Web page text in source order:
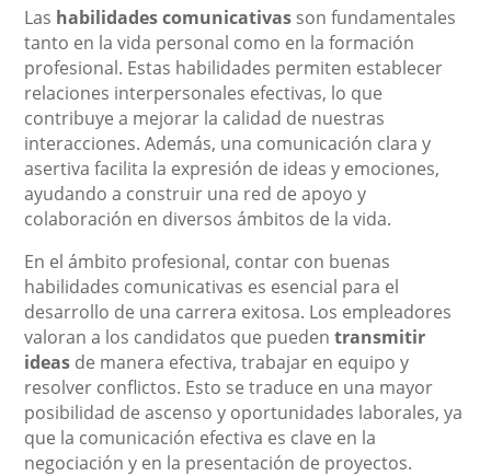
Las habilidades comunicativas son fundamentales
tanto en la vida personal como en la formación
profesional. Estas habilidades permiten establecer
relaciones interpersonales efectivas, lo que
contribuye a mejorar la calidad de nuestras
interacciones. Además, una comunicación clara y
asertiva facilita la expresión de ideas y emociones,
ayudando a construir una red de apoyo y
colaboración en diversos ámbitos de la vida.
En el ámbito profesional, contar con buenas
habilidades comunicativas es esencial para el
desarrollo de una carrera exitosa. Los empleadores
valoran a los candidatos que puedentransmitir
ideas de manera efectiva, trabajar en equipo y
resolver conflictos. Esto se traduce en una mayor
posibilidad de ascenso y oportunidades laborales, ya
que la comunicación efectiva es clave en la
negociación y en la presentación de proyectos.